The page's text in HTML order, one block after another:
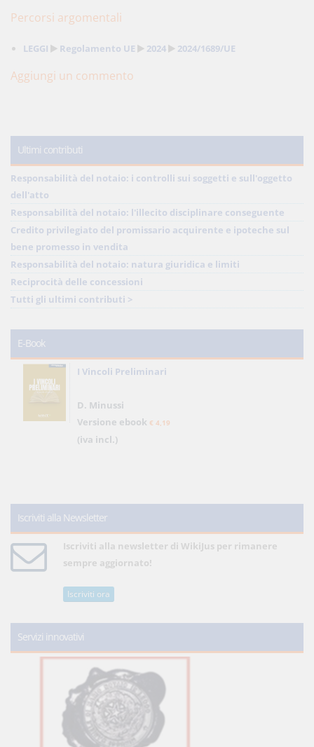
Percorsi argomentali
LEGGI Regolamento UE 2024 2024/1689/UE
Aggiungi un commento
Ultimi contributi
Responsabilità del notaio: i controlli sui soggetti e sull'oggetto
dell'atto
Responsabilità del notaio: l'illecito disciplinare conseguente
Credito privilegiato del promissario acquirente e ipoteche sul
bene promesso in vendita
Responsabilità del notaio: natura giuridica e limiti
Reciprocità delle concessioni
Tutti gli ultimi contributi >
E-Book
I Vincoli Preliminari
D. Minussi
Versione ebook € 4,19
(iva incl.)
Iscriviti alla Newsletter
Iscriviti alla newsletter di WikiJus per rimanere
sempre aggiornato!
Iscriviti ora
Servizi innovativi